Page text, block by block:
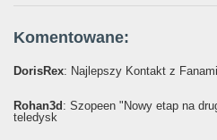
Komentowane:
DorisRex: Najlepszy Kontakt z
Rohan3d : Szopeen "Nowy etap na
teledysk